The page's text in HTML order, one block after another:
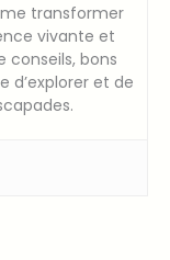
transformer
vivante et
conseils, bons
d’explorer et de